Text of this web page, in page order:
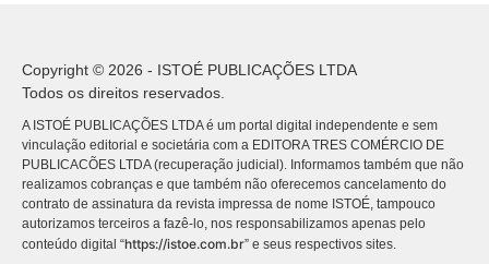
Copyright © 2026 - ISTOÉ PUBLICAÇÕES LTDA
Todos os direitos reservados.
A ISTOÉ PUBLICAÇÕES LTDA é um portal digital independente e sem
vinculação editorial e societária com a EDITORA TRES COMÉRCIO DE
PUBLICACÕES LTDA (recuperação judicial). Informamos também que não
realizamos cobranças e que também não oferecemos cancelamento do
contrato de assinatura da revista impressa de nome ISTOÉ, tampouco
autorizamos terceiros a fazê-lo, nos responsabilizamos apenas pelo
conteúdo digital “https://istoe.com.br” e seus respectivos sites.